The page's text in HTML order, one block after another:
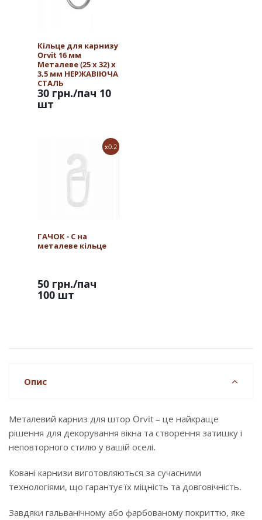
Кільце для карнизу
Orvit 16 мм
Металеве (25 х 32) х
3,5 мм НЕРЖАВІЮЧА
СТАЛЬ
30 грн./пач 10
шт
x0.2
ГАЧОК - С на
металеве кільце
50 грн./пач
100 шт
Опис
Металевий карниз для штор Orvit – це найкраще
рішення для декорування вікна та створення затишку і
неповторного стилю у вашій оселі.
Ковані карнизи виготовляються за сучасними
технологіями, що гарантує їх міцність та довговічність.
Завдяки гальванічному або фарбованому покриттю, яке